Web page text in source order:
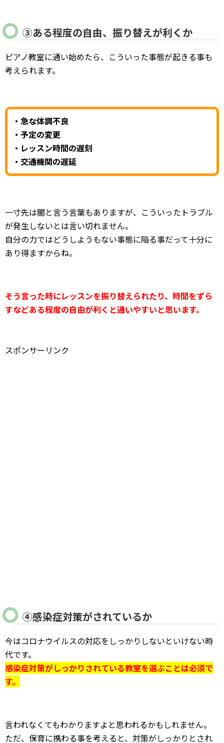
③ある程度の自由、振り替えが利くか
ピアノ教室に通い始めたら、こういった事態が起きる事も
考えられます。
・急な体調不良
・予定の変更
・レッスン時間の遅刻
・交通機関の遅延
一寸先は闇と言う言葉もありますが、こういったトラブル
が発生しないとは言い切れません。
自分の力ではどうしようもない事態に陥る事だって十分に
あり得ますからね。
そう言った時にレッスンを振り替えられたり、時間をずら
すなどある程度の自由が利くと通いやすいと思います。
スポンサーリンク
④感染症対策がされているか
今はコロナウイルスの対応をしっかりしないといけない時
代です。
感染症対策がしっかりされている教室を選ぶことは必須で
す。
言われなくてもわかりますよと思われるかもしれません。
ただ、保育に携わる事を考えると、対策がしっかりとされ